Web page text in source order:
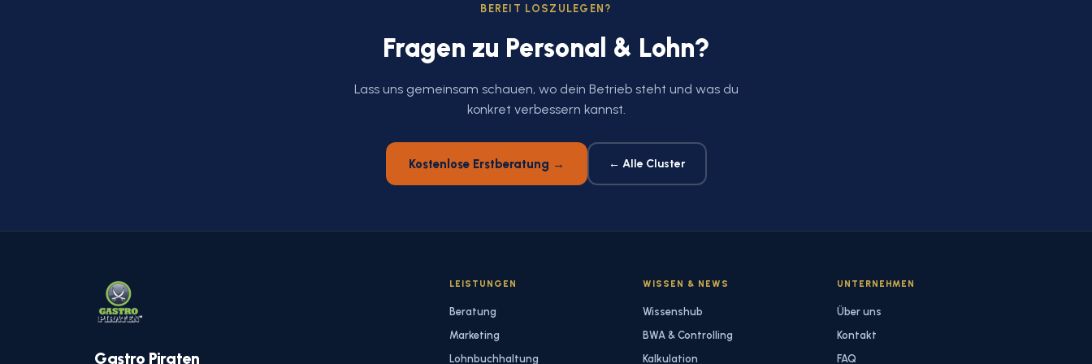
BEREIT LOSZULEGEN?
Fragen zu Personal & Lohn?
Lass uns gemeinsam schauen, wo dein Betrieb steht und was du
konkret verbessern kannst.
Kostenlose Erstberatung → ← Alle Cluster
Gastro Piraten
LEISTUNGEN
Beratung
Marketing
Lohnbuchhaltung
WISSEN & NEWS
Wissenshub
BWA & Controlling
Kalkulation
UNTERNEHMEN
Über uns
Kontakt
FAQ